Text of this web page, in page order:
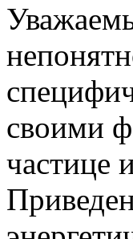
своими
частице